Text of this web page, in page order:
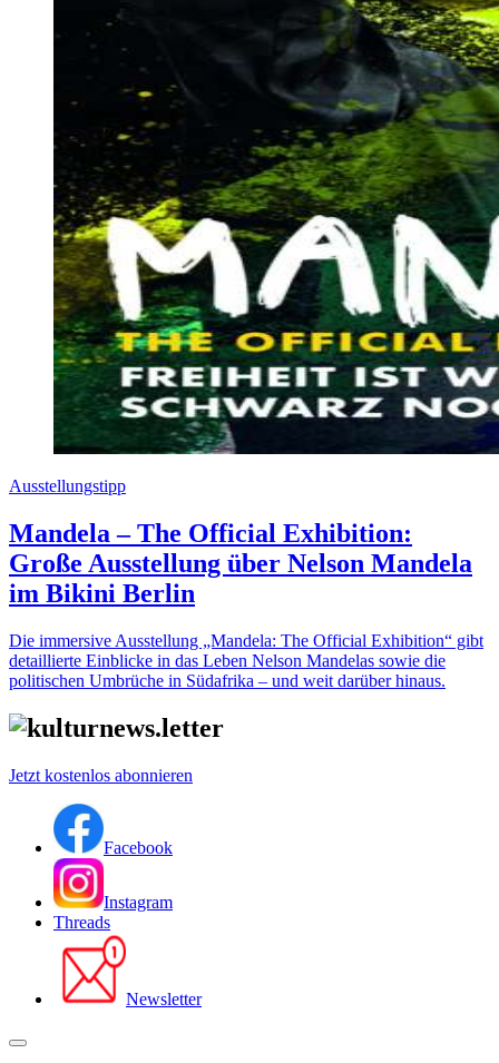
Ausstellungstipp
Mandela – The Official Exhibition:
Große Ausstellung über Nelson Mandela
im Bikini Berlin
Die immersive Ausstellung „Mandela: The Official Exhibition“ gibt
detaillierte Einblicke in das Leben Nelson Mandelas sowie die
politischen Umbrüche in Südafrika – und weit darüber hinaus.
Jetzt kostenlos abonnieren
Facebook
Instagram
Threads
Newsletter